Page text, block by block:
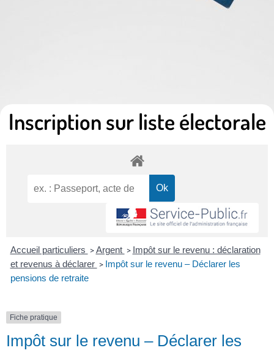
Inscription sur liste électorale
Accueil particuliers > Argent > Impôt sur le revenu : déclaration
et revenus à déclarer > Impôt sur le revenu – Déclarer les
pensions de retraite
Fiche pratique
Impôt sur le revenu – Déclarer les